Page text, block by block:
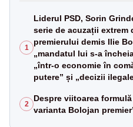
1
Liderul PSD, Sorin
serie de acuzații extrem
premierului demis Ilie
„mandatul lui s-a
„într-o economie în
putere” și „decizii
2
Despre viitoarea
varianta Bolojan